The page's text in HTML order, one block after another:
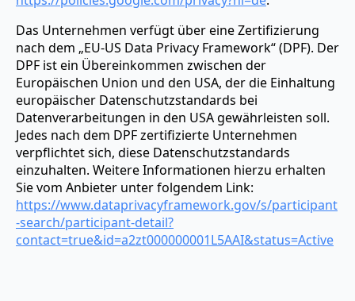
Das Unternehmen verfügt über eine Zertifizierung
nach dem „EU-US Data Privacy Framework“ (DPF). Der
DPF ist ein Übereinkommen zwischen der
Europäischen Union und den USA, der die Einhaltung
europäischer Datenschutzstandards bei
Datenverarbeitungen in den USA gewährleisten soll.
Jedes nach dem DPF zertifizierte Unternehmen
verpflichtet sich, diese Datenschutzstandards
einzuhalten. Weitere Informationen hierzu erhalten
Sie vom Anbieter unter folgendem Link:
https://www.dataprivacyframework.gov/s/participant
-search/participant-detail?
contact=true&id=a2zt000000001L5AAI&status=Active